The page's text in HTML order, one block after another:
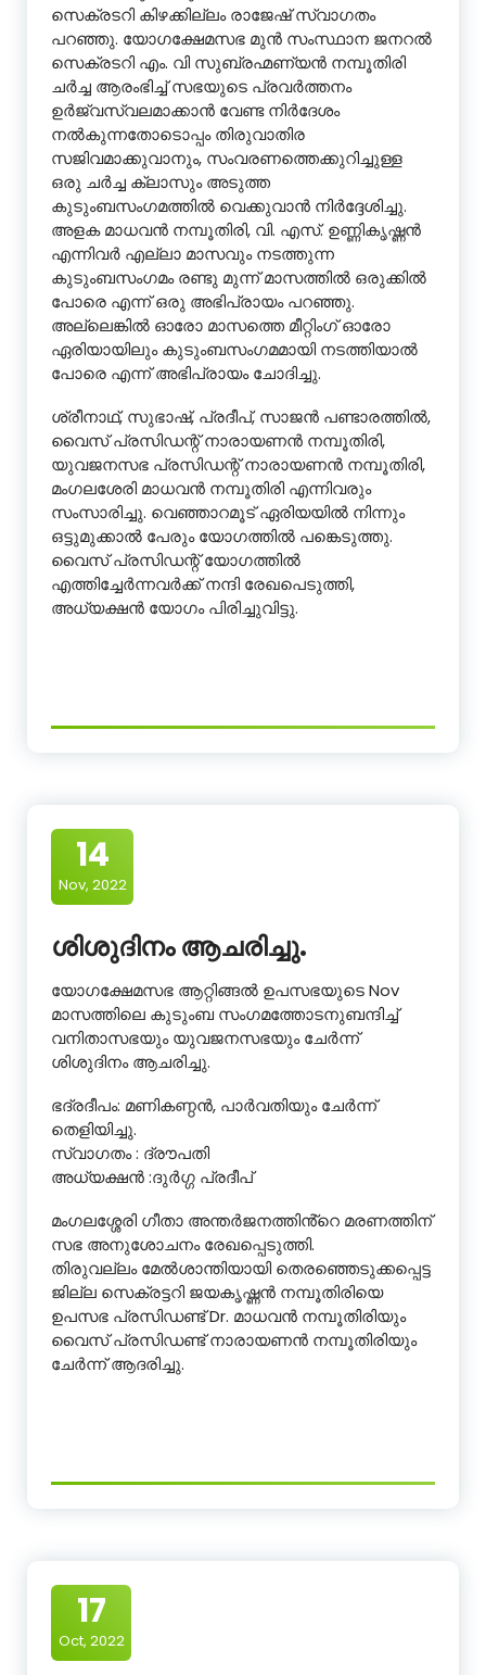
സെക്രടറി കിഴക്കില്ലം രാജേഷ് സ്വാഗതം
പറഞ്ഞു. യോഗക്ഷേമസഭ മുൻ സംസ്ഥാന ജനറൽ
സെക്രടറി എം. വി സുബ്രഹ്മണ്യൻ നമ്പൂതിരി
ചർച്ച ആരംഭിച്ച് സഭയുടെ പ്രവർത്തനം
ഉർജ്വസ്വലമാക്കാൻ വേണ്ട നിർദേശം
നൽകുന്നതോടൊപ്പം തിരുവാതിര
സജിവമാക്കുവാനും, സംവരണത്തെക്കുറിച്ചുള്ള
ഒരു ചർച്ച ക്ലാസും അടുത്ത
കുടുംബസംഗമത്തിൽ വെക്കുവാൻ നിർദ്ദേശിച്ചു.
അളക മാധവൻ നമ്പൂതിരി, വി. എസ്. ഉണ്ണികൃഷ്ണൻ
എന്നിവർ എല്ലാ മാസവും നടത്തുന്ന
കുടുംബസംഗമം രണ്ടു മുന്ന് മാസത്തിൽ ഒരുക്കിൽ
പോരെ എന്ന് ഒരു അഭിപ്രായം പറഞ്ഞു.
അല്ലെങ്കിൽ ഓരോ മാസത്തെ മീറ്റിംഗ് ഓരോ
ഏരിയായിലും കുടുംബസംഗമമായി നടത്തിയാൽ
പോരെ എന്ന് അഭിപ്രായം ചോദിച്ചു.
ശ്രീനാഥ്‌, സുഭാഷ്, പ്രദീപ്, സാജൻ പണ്ടാരത്തിൽ,
വൈസ് പ്രസിഡന്റ്‌ നാരായണൻ നമ്പൂതിരി,
യുവജനസഭ പ്രസിഡന്റ്‌ നാരായണൻ നമ്പൂതിരി,
മംഗലശേരി മാധവൻ നമ്പൂതിരി എന്നിവരും
സംസാരിച്ചു. വെഞ്ഞാറമൂട് ഏരിയയിൽ നിന്നും
ഒട്ടുമുക്കാൽ പേരും യോഗത്തിൽ പങ്കെടുത്തു.
വൈസ് പ്രസിഡന്റ്‌ യോഗത്തിൽ
എത്തിച്ചേർന്നവർക്ക് നന്ദി രേഖപെടുത്തി,
അധ്യക്ഷൻ യോഗം പിരിച്ചുവിട്ടു.
14
Nov, 2022
ശിശുദിനം ആചരിച്ചു.
യോഗക്ഷേമസഭ ആറ്റിങ്ങൽ ഉപസഭയുടെ Nov
മാസത്തിലെ കുടുംബ സംഗമത്തോടനുബന്ദിച്ച്
വനിതാസഭയും യുവജനസഭയും ചേർന്ന്
ശിശുദിനം ആചരിച്ചു.
ഭദ്രദീപം: മണികണ്ഠൻ, പാർവതിയും ചേർന്ന്
തെളിയിച്ചു.
സ്വാഗതം : ദ്രൗപതി
അധ്യക്ഷൻ :ദുർഗ്ഗ പ്രദീപ്
മംഗലശ്ശേരി ഗീതാ അന്തർജനത്തിൻ്റെ മരണത്തിന്
സഭ അനുശോചനം രേഖപ്പെടുത്തി.
തിരുവല്ലം മേൽശാന്തിയായി തെരഞ്ഞെടുക്കപ്പെട്ട
ജില്ല സെക്രട്ടറി ജയകൃഷ്ണൻ നമ്പൂതിരിയെ
ഉപസഭ പ്രസിഡണ്ട് Dr. മാധവൻ നമ്പൂതിരിയും
വൈസ് പ്രസിഡണ്ട് നാരായണൻ നമ്പൂതിരിയും
ചേർന്ന് ആദരിച്ചു.
17
Oct, 2022